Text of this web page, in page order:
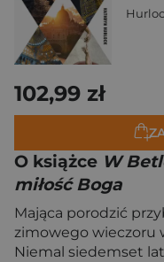
102,99 zł
O książce W
miłość Boga
Mająca porodzić
zimowego wieczoru
Niemal siedemset